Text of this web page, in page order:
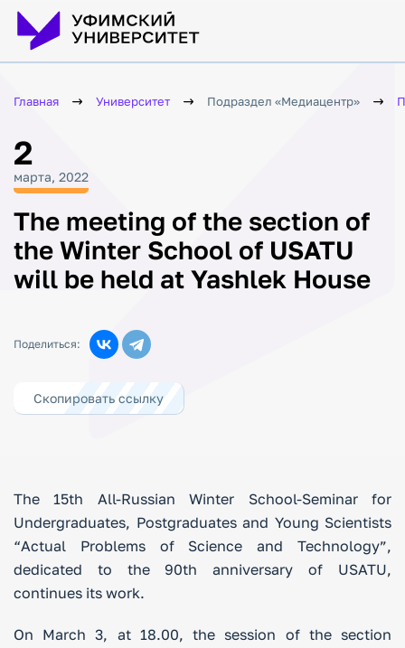
Главная Университет Подраздел «Медиацентр»
2
марта, 2022
The meeting of the section of
the Winter School of USATU
will be held at Yashlek House
Поделиться:
Скопировать ссылку
The 15th All-Russian Winter School-Seminar for
Undergraduates, Postgraduates and Young Scientists
“Actual Problems of Science and Technology”,
dedicated to the 90th anniversary of USATU,
continues its work.
On March 3, at 18.00, the session of the section